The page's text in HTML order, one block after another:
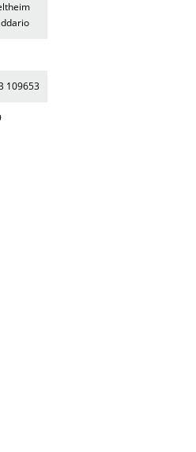
109653